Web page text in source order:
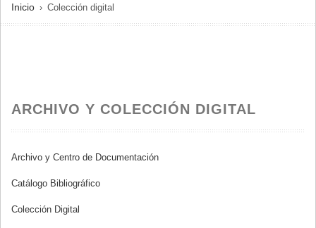
SOBRESCRIBIR
ENLACES
NAVEGACIÓN
Inicio Colección digital
ARCHIVO Y COLECCIÓN DIGITAL
Archivo y Centro de Documentación
Catálogo Bibliográfico
Colección Digital